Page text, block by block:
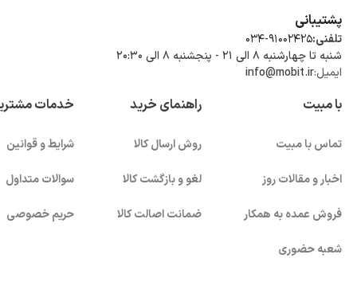
پشتیبانی
تلفنی:034-91002425
شنبه تا چهارشنبه ۸ الی ۲۱ - پنجشنبه 8 الی ۲۰:۳۰
ایمیل:info@mobit.ir
با مبیت
تماس با مبیت
اخبار و مقالات روز
فروش عمده به همکار
شعبه حضوری
راهنمای خرید
روش ارسال کالا
لغو و بازگشت کالا
ضمانت اصالت کالا
خدمات
شرایط و قوانین
سوالات متداول
حریم خصوصی